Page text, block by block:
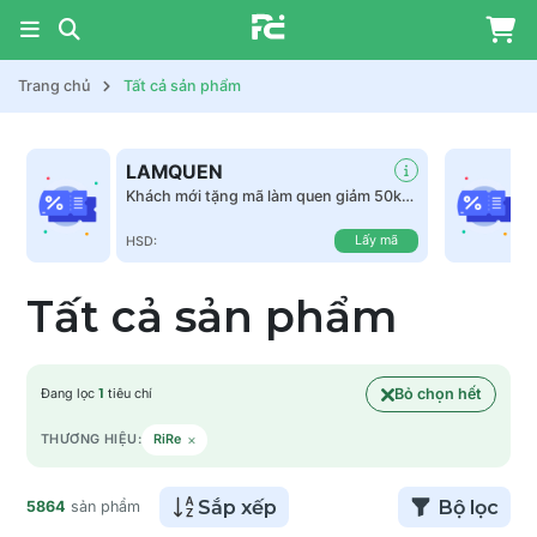
Trang chủ Tất cả sản phẩm
LAMQUEN
Khách mới tặng mã làm quen giảm 50k
HSD: Lấy mã
Tất cả sản phẩm
Đang lọc 1 tiêu chí Bỏ chọn hết
THƯƠNG HIỆU: RiRe ×
5864 sản phẩm Sắp xếp Bộ lọc